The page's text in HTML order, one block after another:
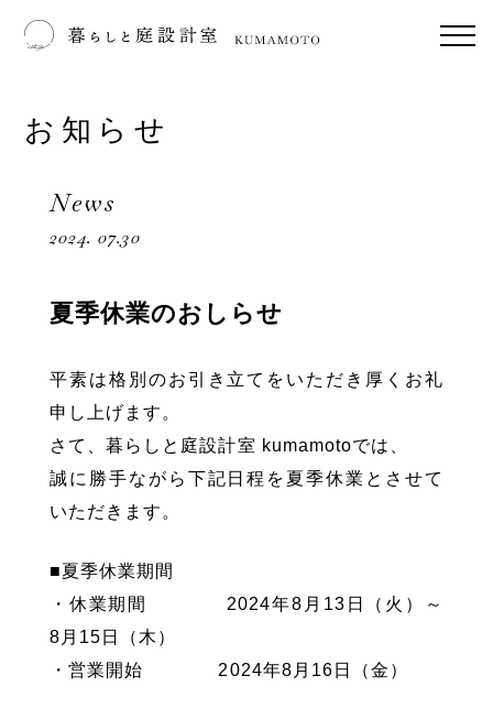
お知らせ
News
2024. 07.30
夏季休業のおしらせ
平素は格別のお引き立てをいただき厚くお礼
申し上げます。
さて、暮らしと庭設計室 kumamotoでは、
誠に勝手ながら下記日程を夏季休業とさせて
いただきます。
■夏季休業期間
・休業期間 2024年8月13日（火）～
8月15日（木）
・営業開始 2024年8月16日（金）